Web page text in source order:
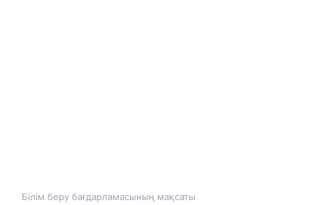
Білім беру бағдарламасының мақсаты